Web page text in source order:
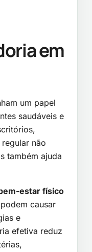
em
um papel
saudáveis e
não
também ajuda
estar físico
causar
e
efetiva reduz